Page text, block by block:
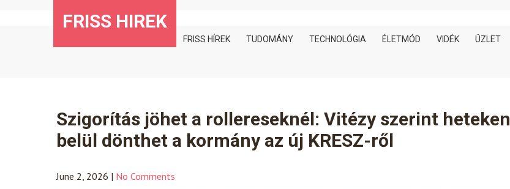
FRISS HIREK
FRISS HÍREK TUDOMÁNY TECHNOLÓGIA ÉLETMÓD VIDÉK ÜZLET
Szigorítás jöhet a rollereseknél: Vitézy szerint heteken
belül dönthet a kormány az új KRESZ-ről
June 2, 2026 | No Comments